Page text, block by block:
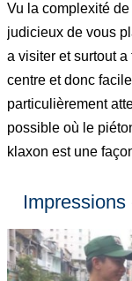
Vu la complexité
judicieux de vous
a visiter et surtout
centre et donc
particulièrement
possible où le
klaxon est une